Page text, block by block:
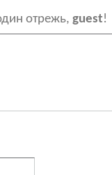
отрежь, guest!